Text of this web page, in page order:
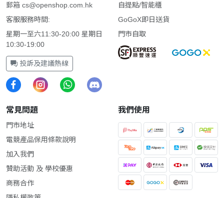
郵箱 cs@openshop.com.hk
客服服務時間:
星期一至六11:30-20:00 星期日
10:30-19:00
投訴及建議熱線
自提點/智能櫃
GoGoX即日送貨
門市自取
常見問題
門市地址
電競產品保用條款說明
加入我們
贊助活動 及 學校優惠
商務合作
我們使用